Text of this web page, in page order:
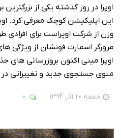
اوپرا در روز گذشته یکی از بزرگترین
این اپلیکیشن کوچک معرفی کرد.
وزن از شرکت اوپراست برای
مرورگر اسمارت فونشان از ویژگی
اوپرا مینی اکنون بروزرسانی های
منوی جستجوی جدید و تغییراتی
جمعه 20 آذر 1394 0